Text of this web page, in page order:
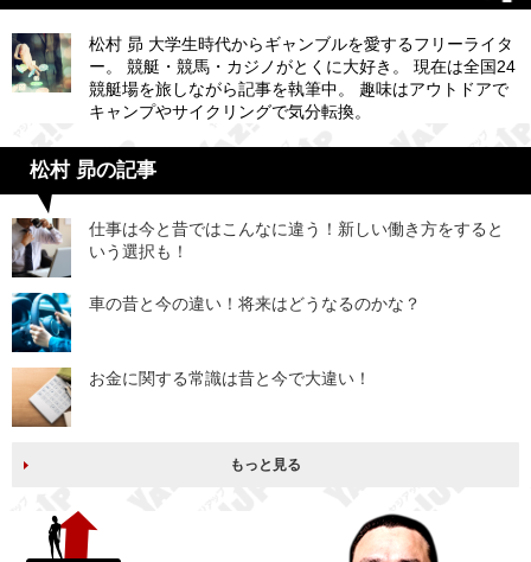
松村 昴 大学生時代からギャンブルを愛するフリーライタ
ー。 競艇・競馬・カジノがとくに大好き。 現在は全国24
競艇場を旅しながら記事を執筆中。 趣味はアウトドアで
キャンプやサイクリングで気分転換。
松村 昴の記事
仕事は今と昔ではこんなに違う！新しい働き方をすると
いう選択も！
車の昔と今の違い！将来はどうなるのかな？
お金に関する常識は昔と今で大違い！
もっと見る